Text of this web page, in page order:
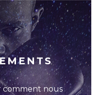
comment nous